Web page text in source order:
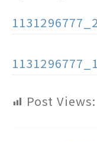
Post Views: